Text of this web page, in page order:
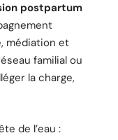
postpartum
médiation et
familial ou
la charge,
de l’eau :